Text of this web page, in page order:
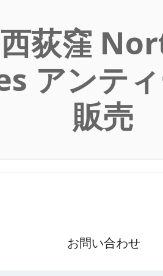
荻窪
アンテ
販売
お問い合わせ